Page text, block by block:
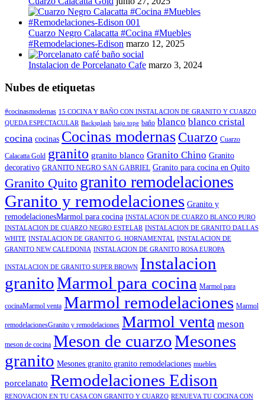
Cuarzo Negro Calacatta #Cocina #Muebles
#Remodelaciones-Edison marzo 12, 2025
Instalacion de Porcelanato Cafe marzo 3, 2024
Nubes de etiquetas
#cocinasmodernas 15 COCINA Y BAÑO CON INSTALACION DE GRANITO Y CUARZO
QUEDA ESPECTACULAR Backsplash bajo tope baño blanco blanco cristal
cocina cocinas Cocinas modernas Cuarzo Cuarzo
Calacatta Gold granito granito blanco Granito Chino Granito
decorativo GRANITO NEGRO SAN GABRIEL Granito para cocina en Quito
Granito Quito granito remodelaciones
Granito y remodelaciones Granito y
remodelacionesMarmol para cocina INSTALACION DE CUARZO BLANCO PURO
INSTALACION DE CUARZO NEGRO ESTELAR INSTALACION DE GRANITO DALLAS
WHITE INSTALACION DE GRANITO G. HORNAMENTAL INSTALACION DE
GRANITO NEW CALEDONIA INSTALACION DE GRANITO ROSA EUROPA
INSTALACION DE GRANITO SUPER BROWN Instalacion
granitoMarmol para cocina Marmol para
cocinaMarmol venta Marmol remodelaciones Marmol
remodelacionesGranito y remodelaciones Marmol venta meson
meson de cocina Meson de cuarzoMesones
granito Mesones granito granito remodelaciones muebles
porcelanato Remodelaciones Edison
RENOVACION EN TU CASA CON GRANITO Y CUARZO RENUEVA TU COCINA CON